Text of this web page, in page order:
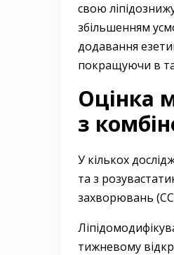
свою
збільшенням
додавання
покращуючи в
Оцінка
з
У кількох
та з
захворювань
тижневому